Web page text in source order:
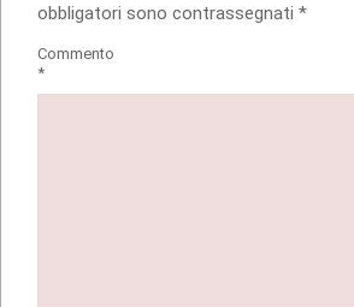
obbligatori sono contrassegnati *
Commento
*